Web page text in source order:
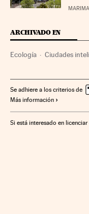
ARCHIVADO EN
Ecología Ciudades
Desarrollo sostenible
Se adhiere a los criterios de
Más información
Si está interesado en